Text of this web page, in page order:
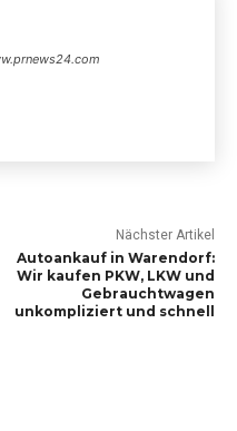
Nächster Artikel
Autoankauf in Warendorf:
Wir kaufen PKW, LKW und
Gebrauchtwagen
unkompliziert und schnell